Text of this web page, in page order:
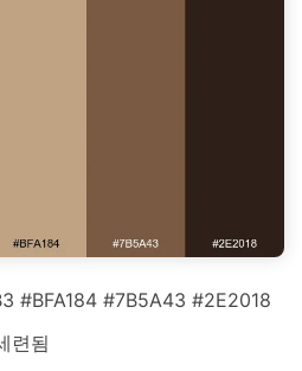
#BFA184 #7B5A43 #2E2018
련됨